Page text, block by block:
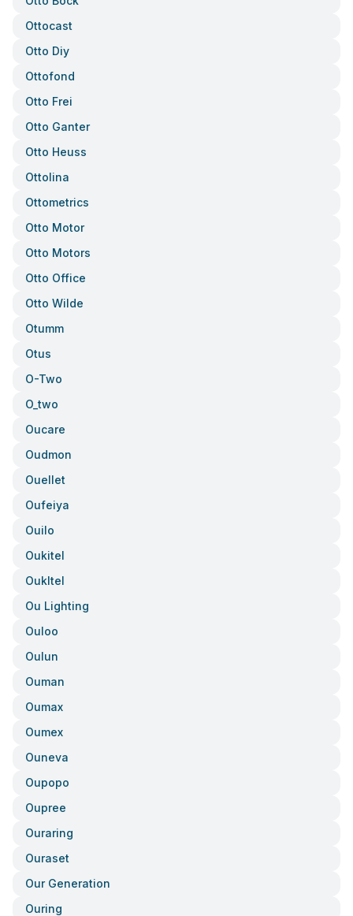
Ottocast
Otto Diy
Ottofond
Otto Frei
Otto Ganter
Otto Heuss
Ottolina
Ottometrics
Otto Motor
Otto Motors
Otto Office
Otto Wilde
Otumm
Otus
O-Two
O_two
Oucare
Oudmon
Ouellet
Oufeiya
Ouilo
Oukitel
Oukltel
Ou Lighting
Ouloo
Oulun
Ouman
Oumax
Oumex
Ouneva
Oupopo
Oupree
Ouraring
Ouraset
Our Generation
Ouring